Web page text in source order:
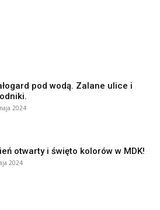
pod wodą. Zalane ulice i
2024
otwarty i święto kolorów w MDK!
2024